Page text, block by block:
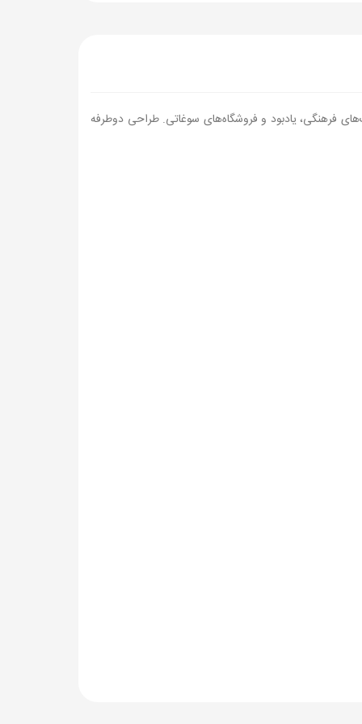
فرهنگی، یادبود و فروشگاه‌های سوغاتی. طراحی دوطرفه